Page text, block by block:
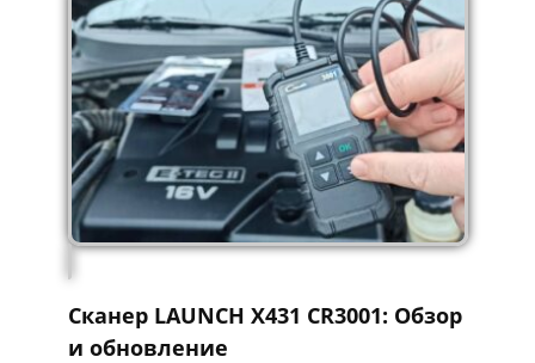
Сканер LAUNCH X431 CR3001: Обзор
и обновление